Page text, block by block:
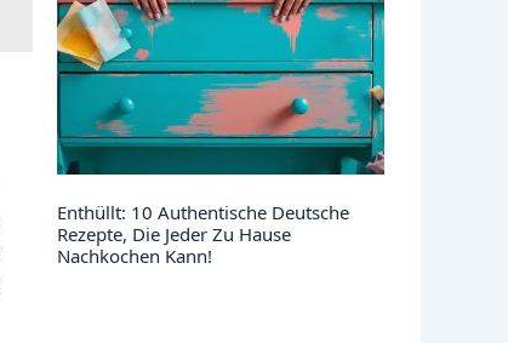
Enthüllt: 10 Authentische Deutsche
Rezepte, Die Jeder Zu Hause
Nachkochen Kann!